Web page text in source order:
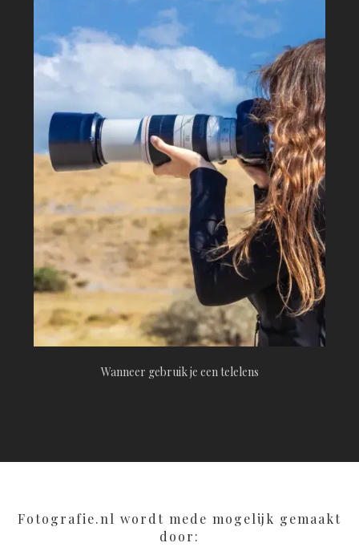
Wanneer gebruik je een telelens
Fotografie.nl wordt mede mogelijk gemaakt
door: